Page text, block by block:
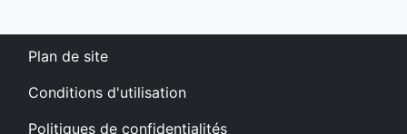
Plan de site
Conditions d'utilisation
Politiques de confidentialités